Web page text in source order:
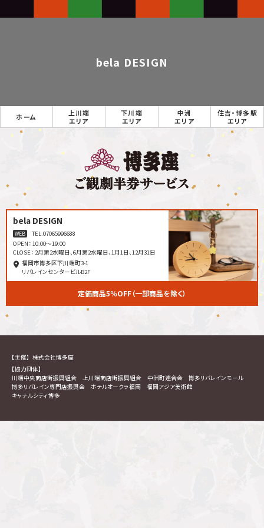
bela DESIGN
ホーム
上川端
エリア
下川端
エリア
中洲
エリア
住吉・博多駅
エリア
bela DESIGN
WEB TEL:07065996688
OPEN： 10:00～19:00
CLOSE： 2月第2水曜日、6月第2水曜日、1月1日、12月31日
福岡市博多区下川端町3-1
リバレインセンタービルB2F
定価商品5％OFF（一部商品を除く）
【主催】 株式会社博多座
【協力団体】
川端中央商店街振興組合
上川端商店街振興組合 中洲町連合会
博多リバレインモール
博多リバレイン専門店振興会
ホテルオークラ福岡
福岡アジア美術館
キャナルシティ博多